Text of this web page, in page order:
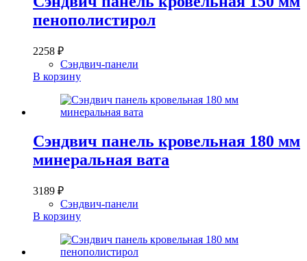
пенополистирол
2258 ₽
Сэндвич-панели
В корзину
Сэндвич панель кровельная 180 мм
минеральная вата
3189 ₽
Сэндвич-панели
В корзину